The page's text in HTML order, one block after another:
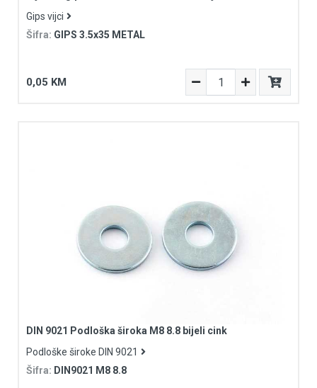
Gips vijci
Šifra: GIPS 3.5x35 METAL
0,05 KM
DIN 9021 Podloška široka M8 8.8 bijeli cink
Podloške široke DIN 9021
Šifra: DIN9021 M8 8.8